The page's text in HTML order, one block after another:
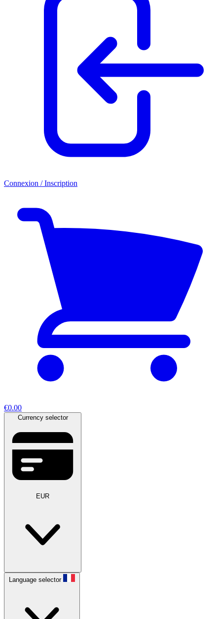
Connexion / Inscription
€0.00
Currency selector
EUR
Language selector